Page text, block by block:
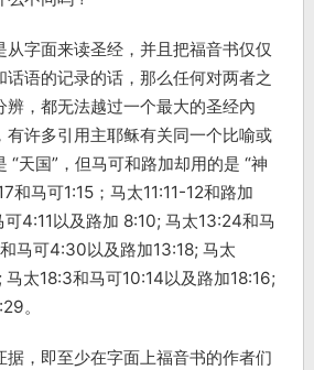
从字面来读圣经，并且把福音书仅仅
话语的记录的话，那么任何对两者之
辨，都无法越过一个最大的圣经內
有许多引用主耶稣有关同一个比喻或
“天国”，但马可和路加却用的是 “神
和马可1:15；马太11:11-12和路加
可4:11以及路加 8:10; 马太13:24和马
马可4:30以及路加13:18; 马太
太18:3和马可10:14以及路加18:16;
。
据，即至少在字面上福音书的作者们